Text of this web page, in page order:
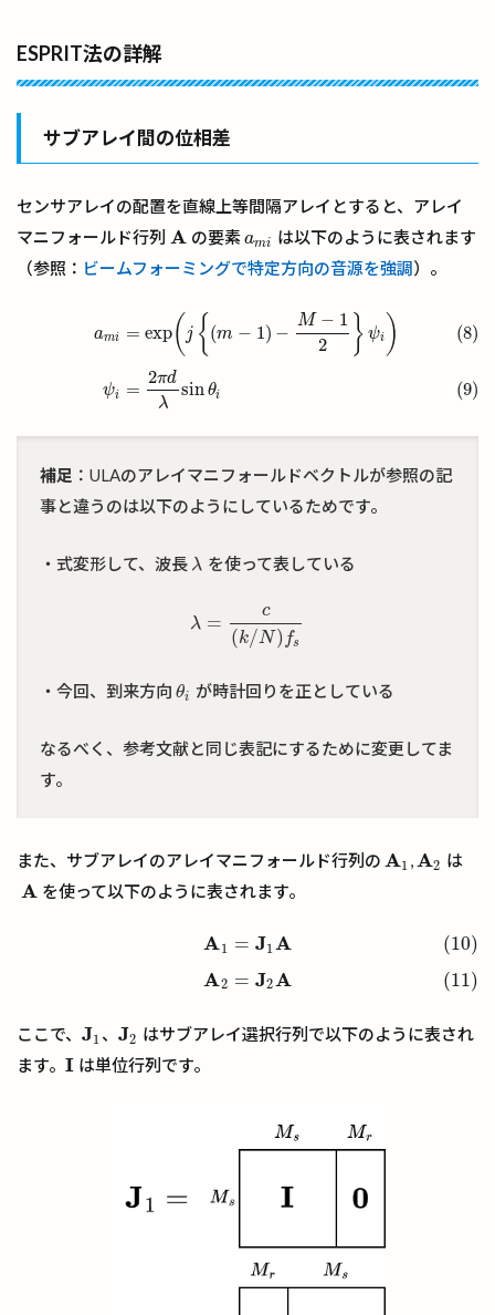
ESPRIT法の詳解
サブアレイ間の位相差
センサアレイの配置を直線上等間隔アレイとすると、アレイ
マニフォールド行列 A
A の要素ami
ami は以下のように表されます
（参照： ビームフォーミングで特定方向の音源を強調）。
ami
ψi
= exp(j { (m − 1) −
M − 1
2
} ψi )
=
2πd
λ
sinθi
(8)
(9)
{( m −1) 2 (9)ψ i=2π d sinθ
補足 ：ULAのアレイマニフォールドベクトルが参照の記
事と違うのは以下のようにしているためです。
・式変形して、波長 λ
λ を使って表している
λ =
c
(k/N) fs
λ= c(k/N)fs
・今回、到来方向 θi
θi が時計回りを正としている
なるべく、参考文献と同じ表記にするために変更してま
す。
また、サブアレイのアレイマニフォールド行列の A1
A1 ,A2
A2 は
A
A を使って以下のように表されます。
A1
A2
= J1A
= J2A
(10)
(11)
1=J 1A(11)A2
ここで、 J1
J1 、 J2
J2 はサブアレイ選択行列で以下のように表され
ます。 I
I は単位行列です。